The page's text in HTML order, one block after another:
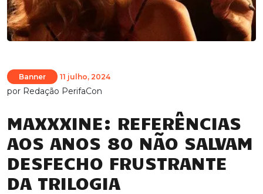
Banner 11 julho, 2024
por Redação PerifaCon
MAXXXINE: REFERÊNCIAS
AOS ANOS 80 NÃO SALVAM
DESFECHO FRUSTRANTE
DA TRILOGIA